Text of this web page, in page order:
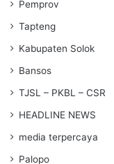
Pemprov
Tapteng
Kabupaten Solok
Bansos
TJSL – PKBL – CSR
HEADLINE NEWS
media terpercaya
Palopo